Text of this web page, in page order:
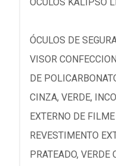
ÓCULOS DE
VISOR
DE
CINZA, VERDE,
EXTERNO DE
REVESTIMENTO
PRATEADO, VERDE